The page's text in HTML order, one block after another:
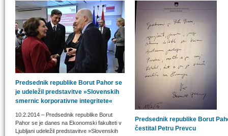
Predsednik republike Borut Pahor se
je udeležil predstavitve »Slovenskih
smernic korporativne integritete«
10.2.2014 – Predsednik republike Borut
Pahor se je danes na Ekonomski fakulteti v
Ljubljani udeležil predstavitve »Slovenskih
Predsednik republike Borut
čestital Petru Prevcu